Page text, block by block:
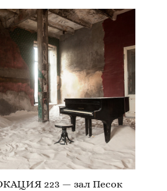
223 — зал Песок